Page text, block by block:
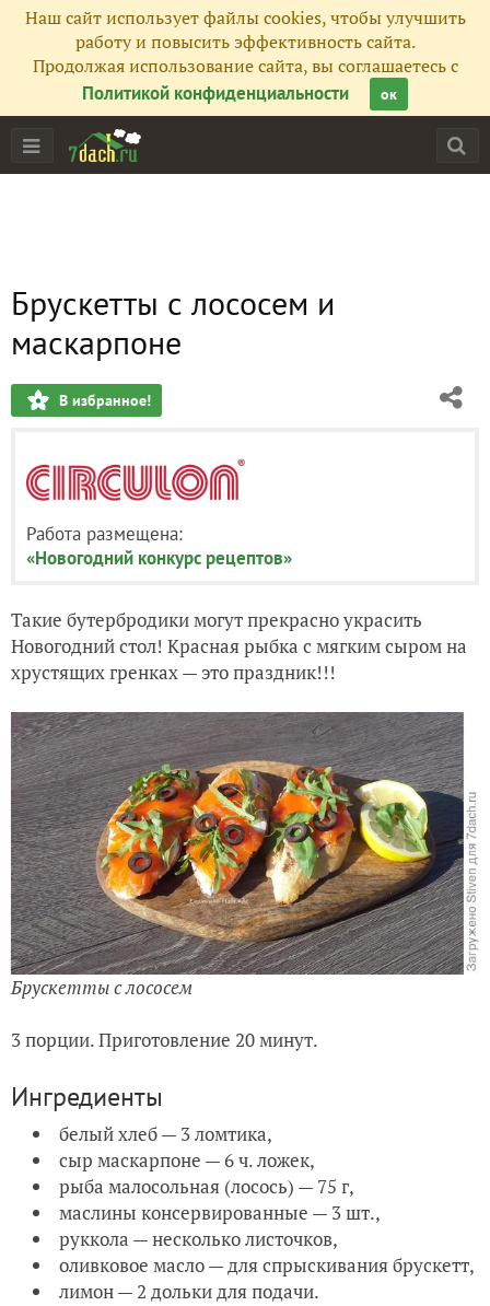
Наш сайт использует файлы cookies, чтобы улучшить
работу и повысить эффективность сайта.
Продолжая использование сайта, вы соглашаетесь с
Политикой конфиденциальности
ок
Брускетты с лососем и
маскарпоне
В избранное!
Работа размещена:
«Новогодний конкурс рецептов»
Такие бутербродики могут прекрасно украсить
Новогодний стол! Красная рыбка с мягким сыром на
хрустящих гренках — это праздник!!!
Брускетты с лососем
3 порции. Приготовление 20 минут.
Ингредиенты
белый хлеб — 3 ломтика,
сыр маскарпоне — 6 ч. ложек,
рыба малосольная (лосось) — 75 г,
маслины консервированные — 3 шт.,
руккола — несколько листочков,
оливковое масло — для спрыскивания брускетт,
лимон — 2 дольки для подачи.